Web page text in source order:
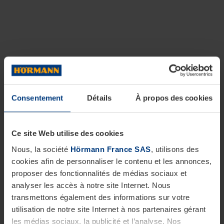
Consentement Détails À propos des cookies
Ce site Web utilise des cookies
Nous, la société Hörmann France SAS, utilisons des
cookies afin de personnaliser le contenu et les annonces,
proposer des fonctionnalités de médias sociaux et
analyser les accès à notre site Internet. Nous
transmettons également des informations sur votre
utilisation de notre site Internet à nos partenaires gérant
les médias sociaux, la publicité et l’analyse. Nos